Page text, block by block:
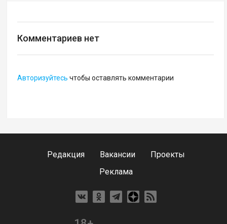
Комментариев нет
Авторизуйтесь чтобы оставлять комментарии
Редакция Вакансии
Проекты
Реклама